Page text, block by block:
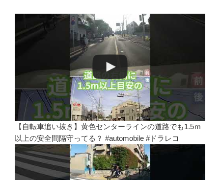
【自転車追い抜き】黄色センターラインの道路でも1.5ｍ
以上の安全間隔守ってる？ #automobile #ドラレコ